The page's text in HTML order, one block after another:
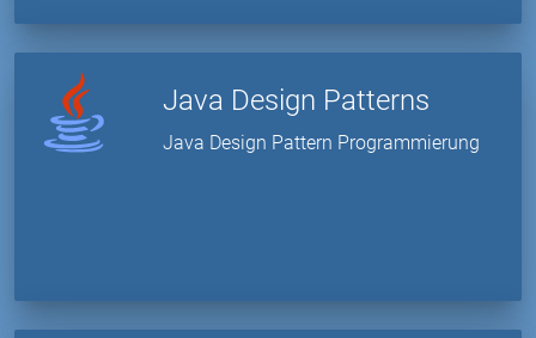
Java Design Patterns
Java Design Pattern Programmierung